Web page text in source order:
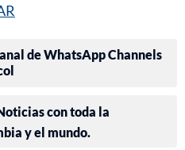
de WhatsApp Channels
con toda la
y el mundo.